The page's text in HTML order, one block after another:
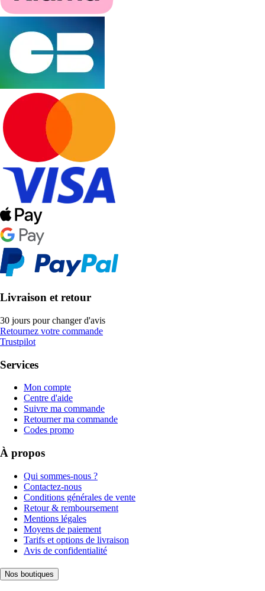
Livraison et retour
30 jours pour changer d'avis
Retournez votre commande
Trustpilot
Services
Mon compte
Centre d'aide
Suivre ma commande
Retourner ma commande
Codes promo
À propos
Qui sommes-nous ?
Contactez-nous
Conditions générales de vente
Retour & remboursement
Mentions légales
Moyens de paiement
Tarifs et options de livraison
Avis de confidentialité
Nos boutiques